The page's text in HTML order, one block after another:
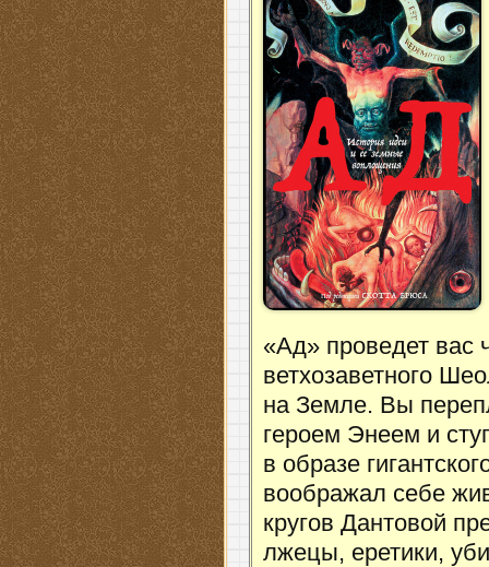
«Ад» проведет вас
ветхозаветного
на Земле. Вы
героем Энеем и
в образе
воображал себе
кругов Дантовой
лжецы, еретики,